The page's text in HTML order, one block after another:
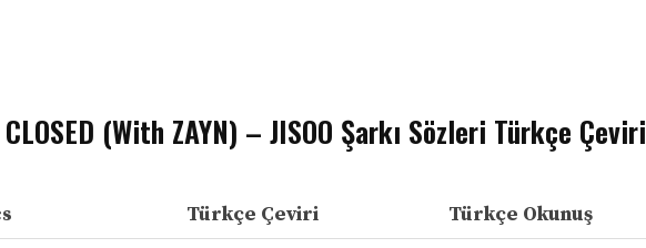
CLOSED (With ZAYN) – JISOO Şarkı Sözleri Türkçe Çeviri
Türkçe Çeviri Türkçe Okunuş